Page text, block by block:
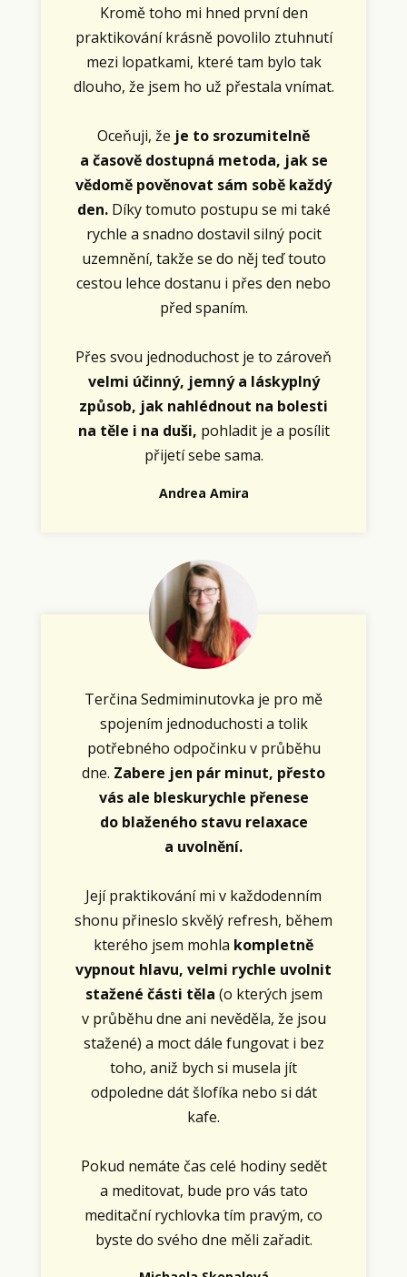
Kromě toho mi hned první den
praktikování krásně povolilo ztuhnutí
mezi lopatkami, které tam bylo tak
dlouho, že jsem ho už přestala vnímat.
Oceňuji, že je to srozumitelně
a časově dostupná metoda, jak se
vědomě pověnovat sám sobě každý
den.Díky tomuto postupu se mi také
rychle a snadno dostavil silný pocit
uzemnění, takže se do něj teď touto
cestou lehce dostanu i přes den nebo
před spaním.
Přes svou jednoduchost je to zároveň
velmi účinný, jemný a láskyplný
způsob, jak nahlédnout na bolesti
na těle i na duši, pohladit je a posílit
přijetí sebe sama.
Andrea Amira
Terčina Sedmiminutovka je pro mě
spojením jednoduchosti a tolik
potřebného odpočinku v průběhu
dne. Zabere jen pár minut, přesto
vás ale bleskurychle přenese
do blaženého stavu relaxace
a uvolnění.
Její praktikování mi v každodenním
shonu přineslo skvělý refresh, během
kterého jsem mohla kompletně
vypnout hlavu, velmi rychle uvolnit
stažené části těla (o kterých jsem
v průběhu dne ani nevěděla, že jsou
stažené) a moct dále fungovat i bez
toho, aniž bych si musela jít
odpoledne dát šlofíka nebo si dát
kafe.
Pokud nemáte čas celé hodiny sedět
a meditovat, bude pro vás tato
meditační rychlovka tím pravým, co
byste do svého dne měli zařadit.